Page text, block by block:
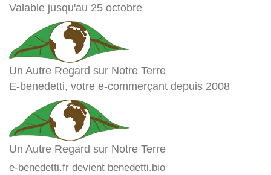
Valable jusqu'au 25 octobre
Un Autre Regard sur Notre Terre
E-benedetti, votre e-commerçant depuis 2008
Un Autre Regard sur Notre Terre
e-benedetti.fr devient benedetti.bio